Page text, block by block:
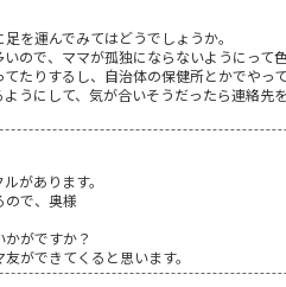
を運んでみてはどうでしょうか。
ので、ママが孤独にならないようにっ
たりするし、自治体の保健所とかでや
うにして、気が合いそうだったら連絡
があります。
ので、奥様
がですか？
ができてくると思います。